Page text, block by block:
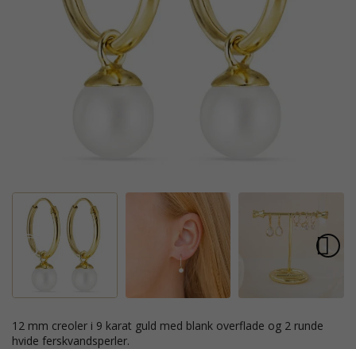
12 mm creoler i 9 karat guld med blank overflade og 2 runde
hvide ferskvandsperler.